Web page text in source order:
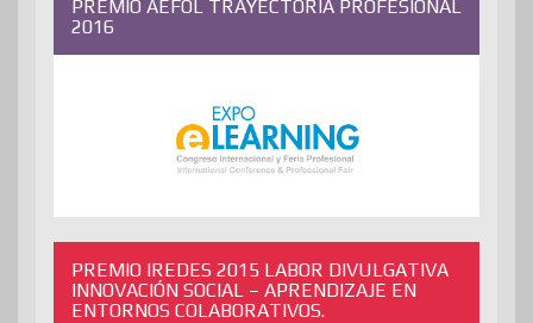
PREMIO AEFOL TRAYECTORIA PROFESIONAL
2016
PREMIO IREDES 2015 LABOR DIVULGATIVA
INNOVACIÓN SOCIAL – APRENDIZAJE EN
ENTORNOS COLABORATIVOS.